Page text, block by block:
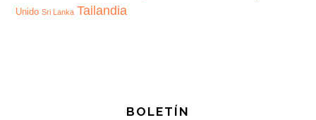
Unido Sri Lanka Tailandia
BOLETÍN